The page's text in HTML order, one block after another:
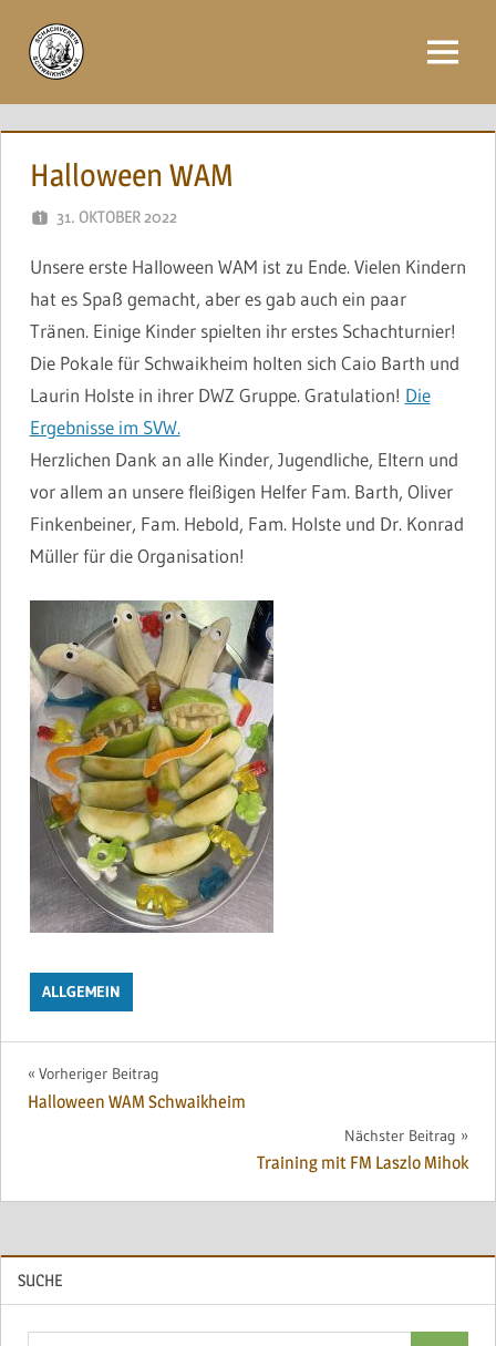
Inhalt
springen
Menü
Halloween WAM
31. OKTOBER 2022
Unsere erste Halloween WAM ist zu Ende. Vielen Kindern
hat es Spaß gemacht, aber es gab auch ein paar
Tränen. Einige Kinder spielten ihr erstes Schachturnier!
Die Pokale für Schwaikheim holten sich Caio Barth und
Laurin Holste in ihrer DWZ Gruppe. Gratulation! Die
Ergebnisse im SVW.
Herzlichen Dank an alle Kinder, Jugendliche, Eltern und
vor allem an unsere fleißigen Helfer Fam. Barth, Oliver
Finkenbeiner, Fam. Hebold, Fam. Holste und Dr. Konrad
Müller für die Organisation!
ALLGEMEIN
Beitragsnavigation
Vorheriger Beitrag
Halloween WAM Schwaikheim
Nächster Beitrag
Training mit FM Laszlo Mihok
SUCHE